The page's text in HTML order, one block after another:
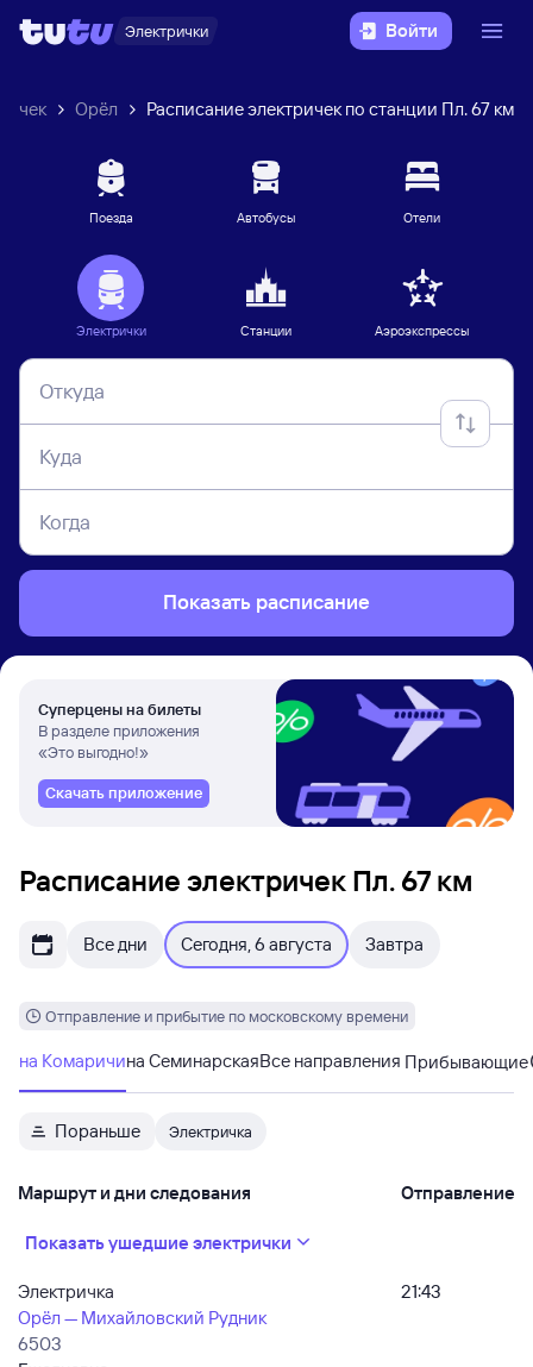
Электрички Войти
Орёл Расписание электричек по станции Пл. 67 км
Поезда Автобусы Отели
Электрички Станции Аэроэкспрессы
Откуда
Куда
Когда
Показать расписание
Суперцены на билеты
В разделе приложения
«Это выгодно!»
Скачать приложение
Расписание электричек Пл. 67 км
Все дни Сегодня, 6 августа Завтра
Отправление и прибытие по московскому времени
на Комаричина СеминарскаяВсе направления Прибывающие
Пораньше Электричка
Маршрут и дни следования Отправление
Показать ушедшие электрички
Электричка
Орёл — Михайловский Рудник
6503
21:43